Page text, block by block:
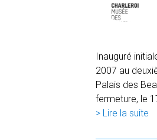
Inauguré
2007 au
Palais des
fermeture, le
> Lire la suite